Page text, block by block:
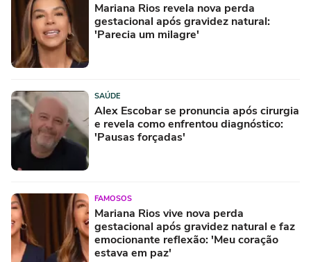
Mariana Rios revela nova perda
gestacional após gravidez natural:
'Parecia um milagre'
SAÚDE
Alex Escobar se pronuncia após cirurgia
e revela como enfrentou diagnóstico:
'Pausas forçadas'
FAMOSOS
Mariana Rios vive nova perda
gestacional após gravidez natural e faz
emocionante reflexão: 'Meu coração
estava em paz'